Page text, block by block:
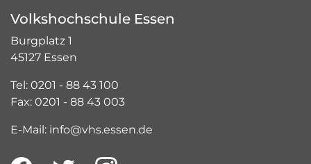
Volkshochschule Essen
Burgplatz 1
45127 Essen
Tel: 0201 - 88 43 100
Fax: 0201 - 88 43 003
E-Mail: info@vhs.essen.de